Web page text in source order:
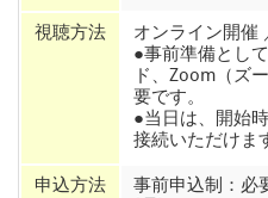
視聴方法
オンライン開催
●事前準備とし
ド、Zoom（ズ
要です。
●当日は、開始
接続いただけま
申込方法 事前申込制：必